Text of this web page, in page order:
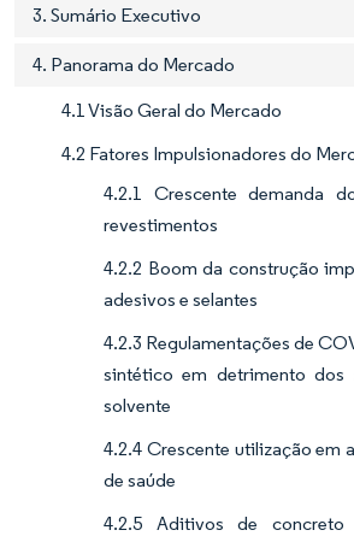
3. Sumário Executivo
4. Panorama do Mercado
4.1 Visão Geral do Mercado
4.2 Fatores Impulsionadores do
4.2.1 Crescente demanda
revestimentos
4.2.2 Boom da construção
adesivos e selantes
4.2.3 Regulamentações de
sintético em detrimento dos
solvente
4.2.4 Crescente utilização em
de saúde
4.2.5 Aditivos de